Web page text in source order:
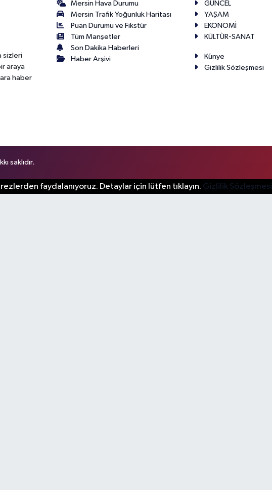
sizleri
araya
haber
Mersin Hava Durumu
Mersin Trafik Yoğunluk Haritası
Puan Durumu ve Fikstür
Tüm Manşetler
Son Dakika Haberleri
Haber Arşivi
GÜNCEL
YAŞAM
EKONOMİ
KÜLTÜR-SANAT
Künye
Gizlilik Sözleşmesi
saklıdır.
faydalanıyoruz. Detaylar için lütfen tıklayın. Gizlilik Sözleşmesi